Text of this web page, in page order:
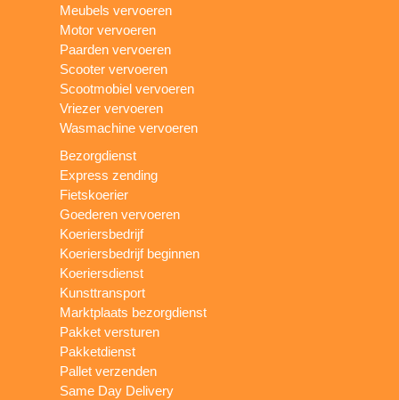
Meubels vervoeren
Motor vervoeren
Paarden vervoeren
Scooter vervoeren
Scootmobiel vervoeren
Vriezer vervoeren
Wasmachine vervoeren
Bezorgdienst
Express zending
Fietskoerier
Goederen vervoeren
Koeriersbedrijf
Koeriersbedrijf beginnen
Koeriersdienst
Kunsttransport
Marktplaats bezorgdienst
Pakket versturen
Pakketdienst
Pallet verzenden
Same Day Delivery